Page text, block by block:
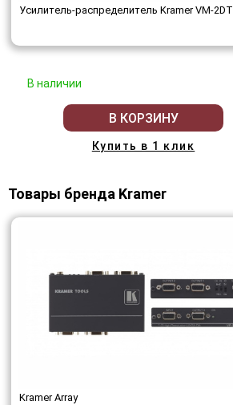
Усилитель-распределитель Kramer VM-2DT
В наличии
В КОРЗИНУ
Купить в 1 клик
Товары бренда Kramer
Kramer Array